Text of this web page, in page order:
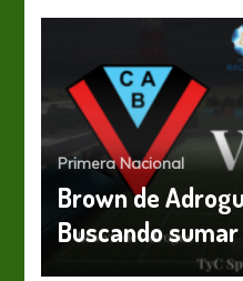
Primera Nacional
Brown de
Buscando
AFA Primera Nacional
Fabián López:
el fútbol en el